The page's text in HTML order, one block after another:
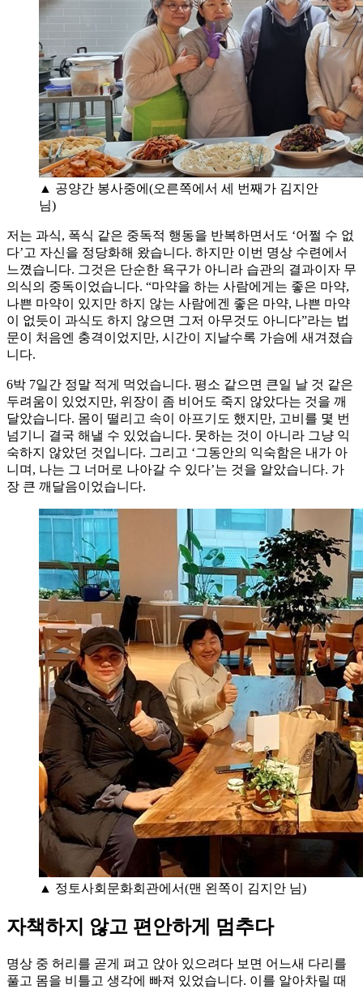
▲ 공양간 봉사중에(오른쪽에서 세 번째가 김지안
님)
저는 과식, 폭식 같은 중독적 행동을 반복하면서도 ‘어쩔 수 없
다’고 자신을 정당화해 왔습니다. 하지만 이번 명상 수련에서
느꼈습니다. 그것은 단순한 욕구가 아니라 습관의 결과이자 무
의식의 중독이었습니다. “마약을 하는 사람에게는 좋은 마약,
나쁜 마약이 있지만 하지 않는 사람에겐 좋은 마약, 나쁜 마약
이 없듯이 과식도 하지 않으면 그저 아무것도 아니다”라는 법
문이 처음엔 충격이었지만, 시간이 지날수록 가슴에 새겨졌습
니다.
6박 7일간 정말 적게 먹었습니다. 평소 같으면 큰일 날 것 같은
두려움이 있었지만, 위장이 좀 비어도 죽지 않았다는 것을 깨
달았습니다. 몸이 떨리고 속이 아프기도 했지만, 고비를 몇 번
넘기니 결국 해낼 수 있었습니다. 못하는 것이 아니라 그냥 익
숙하지 않았던 것입니다. 그리고 ‘그동안의 익숙함은 내가 아
니며, 나는 그 너머로 나아갈 수 있다’는 것을 알았습니다. 가
장 큰 깨달음이었습니다.
▲ 정토사회문화회관에서(맨 왼쪽이 김지안 님)
자책하지 않고 편안하게 멈추다
명상 중 허리를 곧게 펴고 앉아 있으려다 보면 어느새 다리를
풀고 몸을 비틀고 생각에 빠져 있었습니다. 이를 알아차릴 때